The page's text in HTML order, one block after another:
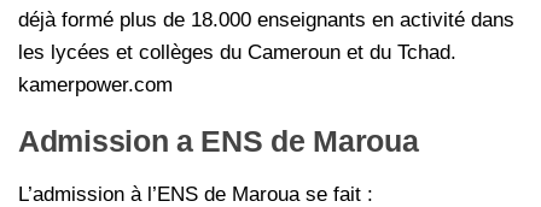
déjà formé plus de 18.000 enseignants en activité dans
les lycées et collèges du Cameroun et du Tchad.
kamerpower.com
Admission a ENS de Maroua
L’admission à l’ENS de Maroua se fait :